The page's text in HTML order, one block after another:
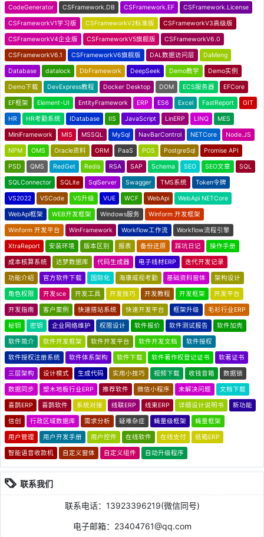
CodeGenerator CSFramework.DB CSFramework.EF CSFramework.License
CSFrameworkV1学习版 CSFrameworkV2标准版 CSFrameworkV3高级版
CSFrameworkV4企业版 CSFrameworkV5旗舰版 CSFrameworkV6.0
CSFrameworkV6.1 CSFrameworkV6旗舰版 DAL数据访问层 DaMeng
Database datalock DbFramework DeepSeek Demo教学 Demo实例
Demo下载 DevExpress教程 Docker Desktop DOM ECS服务器 EFCore
EF框架 Element-UI EntityFramework ERP ES6 Excel FastReport GIT
HR HR考勤系统 IDatabase IIS JavaScript LinERP LINQ MES
MiniFramework MIS MSSQL MySql NavBarControl NETCore Node.JS
NPM OMS Oracle资料 ORM PaaS POS PostgreSql Promise API
PSD QMS RedGet Redis RSA SAP Schema SEO SEO文章 SQL
SQLConnector SQLite SqlServer Swagger TMS系统 Token令牌
VS2022 VSCode VS升级 VUE WCF WebApi WebApi NETCore
WebApi框架 WEB开发框架 Windows服务 Winform 开发框架
Winform 开发平台 WinFramework Workflow工作流 Workflow流程引擎
XtraReport 安装环境 版本区别 报表 备份还原 踩坑日记 操作手册
成本核算系统 达梦数据库 代码生成器 电子线材ERP 迭代开发记录
功能介绍 官方软件下载 国际化 海康威视考勤 基础资料窗体 架构设计
角色权限 开发sce 开发工具 开发技巧 开发教程 开发框架 开发平台
开发指南 客户案例 快速搭站系统 快速开发平台 框架升级 毛衫行业ERP
秘钥 密钥 企业网络维护 权限设计 软件报价 软件测试报告 软件加壳
软件简介 软件开发框架 软件开发平台 软件开发文档 软件授权
软件授权注册系统 软件体系架构 软件下载 软件著作权登记证书 软著证书
三层架构 设计模式 生成代码 实用小技巧 视频下载 收钱音箱 数据锁
数据同步 塑木地板行业ERP 推荐软件 微信小程序 未解决问题 文档下载
喜鹊ERP 喜鹊软件 系统对接 线联ERP 线束ERP 详细设计说明书 新功能
信创 行政区域数据库 需求分析 疑难杂症 蝇量级框架 蝇量框架
用户管理 用户开发手册 用户控件 在线软件 在线支付 纸箱ERP
智能语音收款机 自定义窗体 自定义组件 自动升级程序
联系我们
联系电话：13923396219(微信同号)
电子邮箱：23404761@qq.com